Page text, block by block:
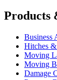
Products
Business
Hitches
Moving
Moving
Damage